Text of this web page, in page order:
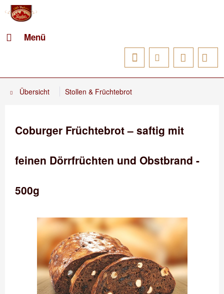
Menü
Übersicht Stollen & Früchtebrot
Coburger Früchtebrot – saftig mit
feinen Dörrfrüchten und Obstbrand -
500g